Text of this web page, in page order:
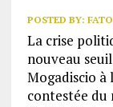
POSTED BY:
La crise
nouveau
Mogadiscio
contestée du